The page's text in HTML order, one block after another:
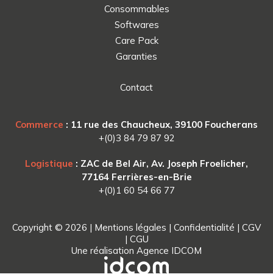
Consommables
Softwares
Care Pack
Garanties
Contact
Commerce : 11 rue des Chaucheux, 39100 Foucherans
+(0)3 84 79 87 92
Logistique : ZAC de Bel Air, Av. Joseph Froelicher,
77164 Ferrières-en-Brie
+(0)1 60 54 66 77
Copyright © 2026 | Mentions légales | Confidentialité | CGV
| CGU
Une réalisation Agence IDCOM